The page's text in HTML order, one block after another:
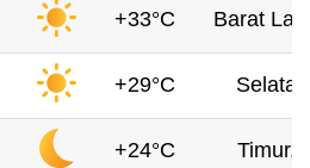
+33°C Barat
+29°C
+24°C Timur,